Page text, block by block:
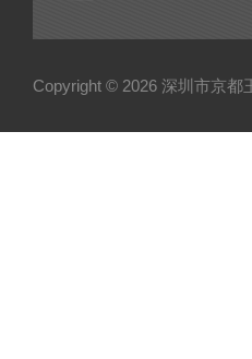
Copyright © 2026 深圳市京